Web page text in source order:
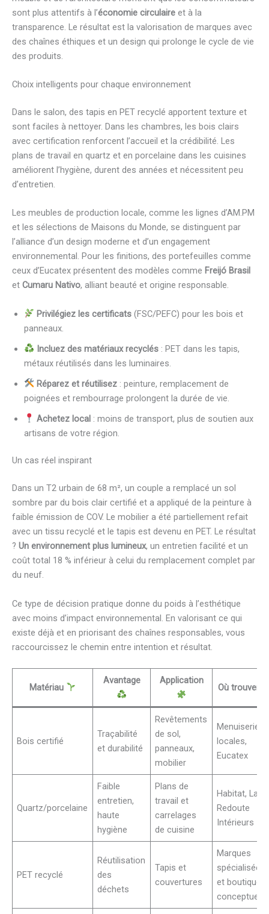
sont plus attentifs à l’économie circulaire et à la
transparence. Le résultat est la valorisation de marques avec
des chaînes éthiques et un design qui prolonge le cycle de vie
des produits.
Choix intelligents pour chaque environnement
Dans le salon, des tapis en PET recyclé apportent texture et
sont faciles à nettoyer. Dans les chambres, les bois clairs
avec certification renforcent l’accueil et la crédibilité. Les
plans de travail en quartz et en porcelaine dans les cuisines
améliorent l’hygiène, durent des années et nécessitent peu
d’entretien.
Les meubles de production locale, comme les lignes d’AM.PM
et les sélections de Maisons du Monde, se distinguent par
l’alliance d’un design moderne et d’un engagement
environnemental. Pour les finitions, des portefeuilles comme
ceux d’Eucatex présentent des modèles comme Freijó Brasil
et Cumaru Nativo, alliant beauté et origine responsable.
Privilégiez les certificats(FSC/PEFC) pour les bois et
panneaux.
Incluez des matériaux recyclés: PET dans les tapis,
métaux réutilisés dans les luminaires.
Réparez et réutilisez: peinture, remplacement de
poignées et rembourrage prolongent la durée de vie.
Achetez local: moins de transport, plus de soutien aux
artisans de votre région.
Un cas réel inspirant
Dans un T2 urbain de 68 m², un couple a remplacé un sol
sombre par du bois clair certifié et a appliqué de la peinture à
faible émission de COV. Le mobilier a été partiellement refait
avec un tissu recyclé et le tapis est devenu en PET. Le résultat
? Un environnement plus lumineux, un entretien facilité et un
coût total 18 % inférieur à celui du remplacement complet par
du neuf.
Ce type de décision pratique donne du poids à l’esthétique
avec moins d’impact environnemental. En valorisant ce qui
existe déjà et en priorisant des chaînes responsables, vous
raccourcissez le chemin entre intention et résultat.
Matériau
Avantage Application
Où trouver
Bois certifié
Traçabilité
et durabilité
Revêtements
de sol,
panneaux,
mobilier
Menuiseries
locales,
Eucatex
Quartz/porcelaine
Faible
entretien,
haute
hygiène
Plans de
travail et
carrelages
de cuisine
Habitat, La
Redoute
Intérieurs
PET recyclé
Réutilisation
des
déchets
Tapis et
couvertures
Marques
spécialisées
et boutiques